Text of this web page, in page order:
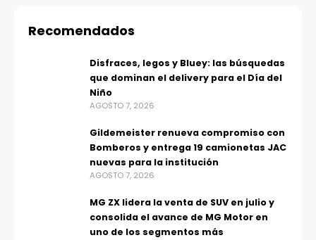
Recomendados
Disfraces, legos y Bluey: las búsquedas
que dominan el delivery para el Día del
Niño
AGOSTO 7, 2026
Gildemeister renueva compromiso con
Bomberos y entrega 19 camionetas JAC
nuevas para la institución
AGOSTO 7, 2026
MG ZX lidera la venta de SUV en julio y
consolida el avance de MG Motor en
uno de los segmentos más